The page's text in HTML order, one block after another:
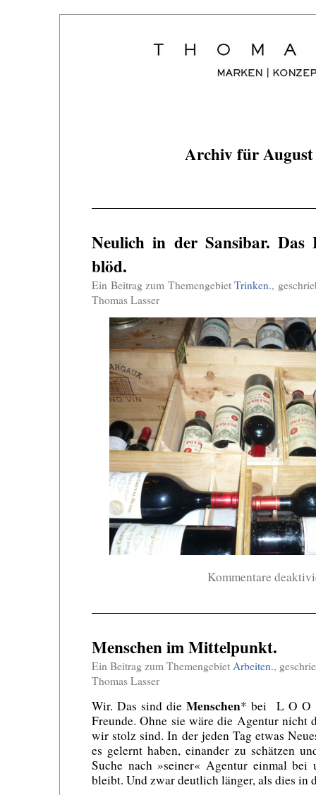
Archiv für August
Neulich in der Sansibar. Das
blöd.
Ein Beitrag zum Themengebiet Trinken.,
Thomas Lasser
Kommentare
Menschen im Mittelpunkt.
Ein Beitrag zum Themengebiet Arbeiten.,
Thomas Lasser
Wir. Das sind die Menschen* bei L O O
Freunde. Ohne sie wäre die Agentur nicht
wir stolz sind. In der jeden Tag etwas
es gelernt haben, einander zu schätzen
Suche nach »seiner« Agentur einmal bei
bleibt. Und zwar deutlich länger, als dies in